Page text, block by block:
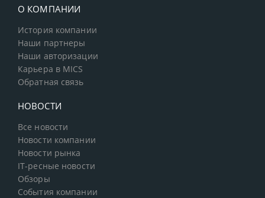
О КОМПАНИИ
История компании
Наши партнеры
Наши авторизации
Карьера в MICS
Обратная связь
НОВОСТИ
Все новости
Новости компании
Новости рынка
IT-ресные новости
Обзоры
События компании